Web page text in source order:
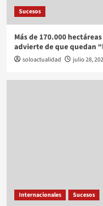
Sucesos
Más de 170.000
advierte de que quedan
soloactualidad julio 28,
Internacionales Sucesos